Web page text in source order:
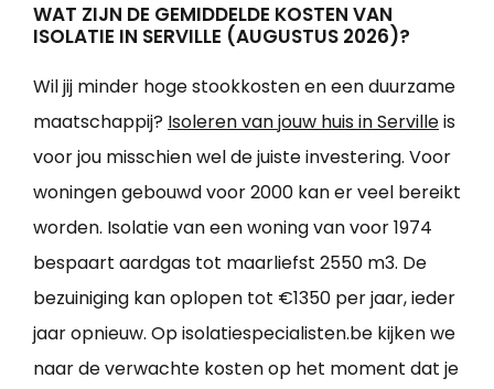
WAT ZIJN DE GEMIDDELDE KOSTEN VAN
ISOLATIE IN SERVILLE (AUGUSTUS 2026)?
Wil jij minder hoge stookkosten en een duurzame
maatschappij? Isoleren van jouw huis in Servilleis
voor jou misschien wel de juiste investering. Voor
woningen gebouwd voor 2000 kan er veel bereikt
worden. Isolatie van een woning van voor 1974
bespaart aardgas tot maarliefst 2550 m3. De
bezuiniging kan oplopen tot €1350 per jaar, ieder
jaar opnieuw. Op isolatiespecialisten.be kijken we
naar de verwachte kosten op het moment dat je